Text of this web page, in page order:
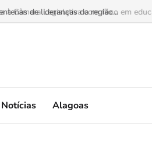
Câmara Legislativa com foco em
Notícias Alagoas